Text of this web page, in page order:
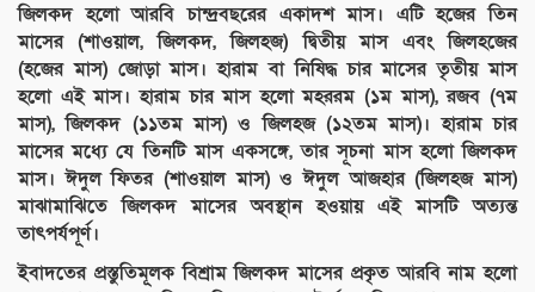
জিলকদ হলো আরবি চান্দ্রবছরের একাদশ মাস। এটি হজের তিন
মাসের (শাওয়াল, জিলকদ, জিলহজ) দ্বিতীয় মাস এবং জিলহজের
(হজের মাস) জোড়া মাস। হারাম বা নিষিদ্ধ চার মাসের তৃতীয় মাস
হলো এই মাস। হারাম চার মাস হলো মহররম (১ম মাস), রজব (৭ম
মাস), জিলকদ (১১তম মাস) ও জিলহজ (১২তম মাস)। হারাম চার
মাসের মধ্যে যে তিনটি মাস একসঙ্গে, তার সূচনা মাস হলো জিলকদ
মাস। ঈদুল ফিতর (শাওয়াল মাস) ও ঈদুল আজহার (জিলহজ মাস)
মাঝামাঝিতে জিলকদ মাসের অবস্থান হওয়ায় এই মাসটি অত্যন্ত
তাৎপর্যপূর্ণ।
ইবাদতের প্রস্তুতিমূলক বিশ্রাম জিলকদ মাসের প্রকৃত আরবি নাম হলো